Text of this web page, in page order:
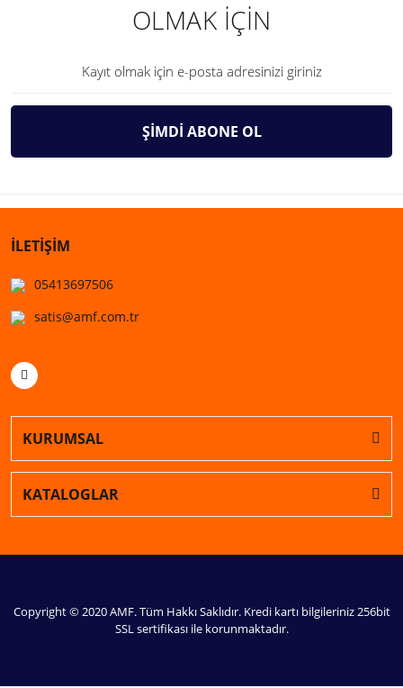
OLMAK İÇİN
ŞİMDİ ABONE OL
İLETİŞİM
05413697506
satis@amf.com.tr
KURUMSAL
KATALOGLAR
Copyright © 2020 AMF. Tüm Hakkı Saklıdır. Kredi kartı bilgileriniz 256bit
SSL sertifikası ile korunmaktadır.